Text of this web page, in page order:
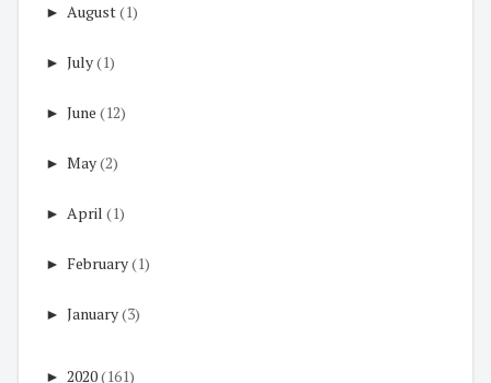
► August(1)
► July(1)
► June (12)
► May(2)
► April (1)
► February(1)
► January(3)
► 2020(161)